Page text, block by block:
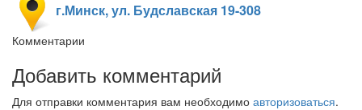
г.Минск, ул. Будславская 19-308
Комментарии
Добавить комментарий
Для отправки комментария вам необходимо авторизоваться.